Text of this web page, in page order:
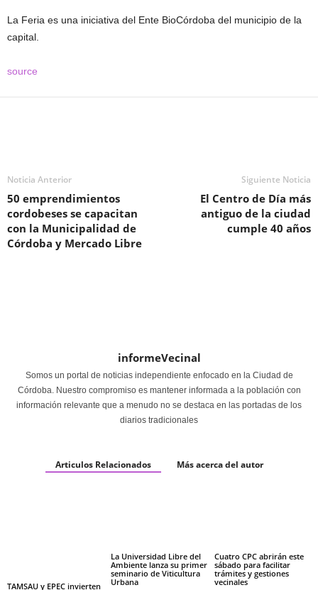
La Feria es una iniciativa del Ente BioCórdoba del municipio de la
capital.
source
Noticia Anterior
50 emprendimientos
cordobeses se capacitan
con la Municipalidad de
Córdoba y Mercado Libre
Siguiente Noticia
El Centro de Día más
antiguo de la ciudad
cumple 40 años
informeVecinal
Somos un portal de noticias independiente enfocado en la Ciudad de
Córdoba. Nuestro compromiso es mantener informada a la población con
información relevante que a menudo no se destaca en las portadas de los
diarios tradicionales
Articulos Relacionados Más acerca del autor
TAMSAU y EPEC invierten
La Universidad Libre del
Ambiente lanza su primer
seminario de Viticultura
Urbana
Cuatro CPC abrirán este
sábado para facilitar
trámites y gestiones
vecinales